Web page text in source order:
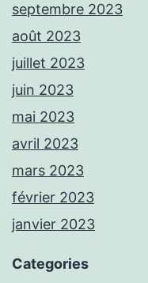
septembre 2023
août 2023
juillet 2023
juin 2023
mai 2023
avril 2023
mars 2023
février 2023
janvier 2023
Categories